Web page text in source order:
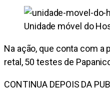
Unidade móvel do
Na ação, que conta com a
retal, 50 testes de
CONTINUA DEPOIS DA